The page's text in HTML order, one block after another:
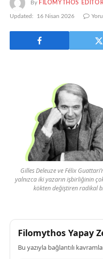
By FILOMYTHOS
Updated: 16 Nisan 2026
Gilles Deleuze ve Félix
yalnızca iki yazarın işbirliğinin
kökten değiştiren radikal
Filomythos Yapay
Bu yazıyla bağlantılı